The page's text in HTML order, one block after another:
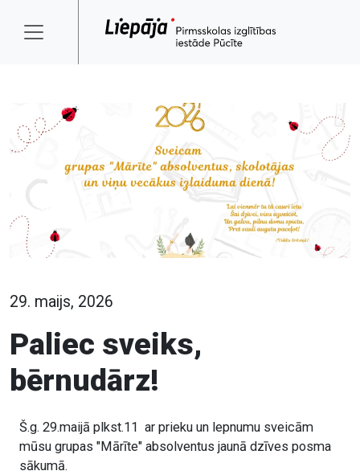
29. maijs, 2026
Paliec sveiks,
bērnudārz!
Š.g. 29.maijā plkst.11 ar prieku un lepnumu sveicām
mūsu grupas "Mārīte" absolventus jaunā dzīves posma
sākumā.